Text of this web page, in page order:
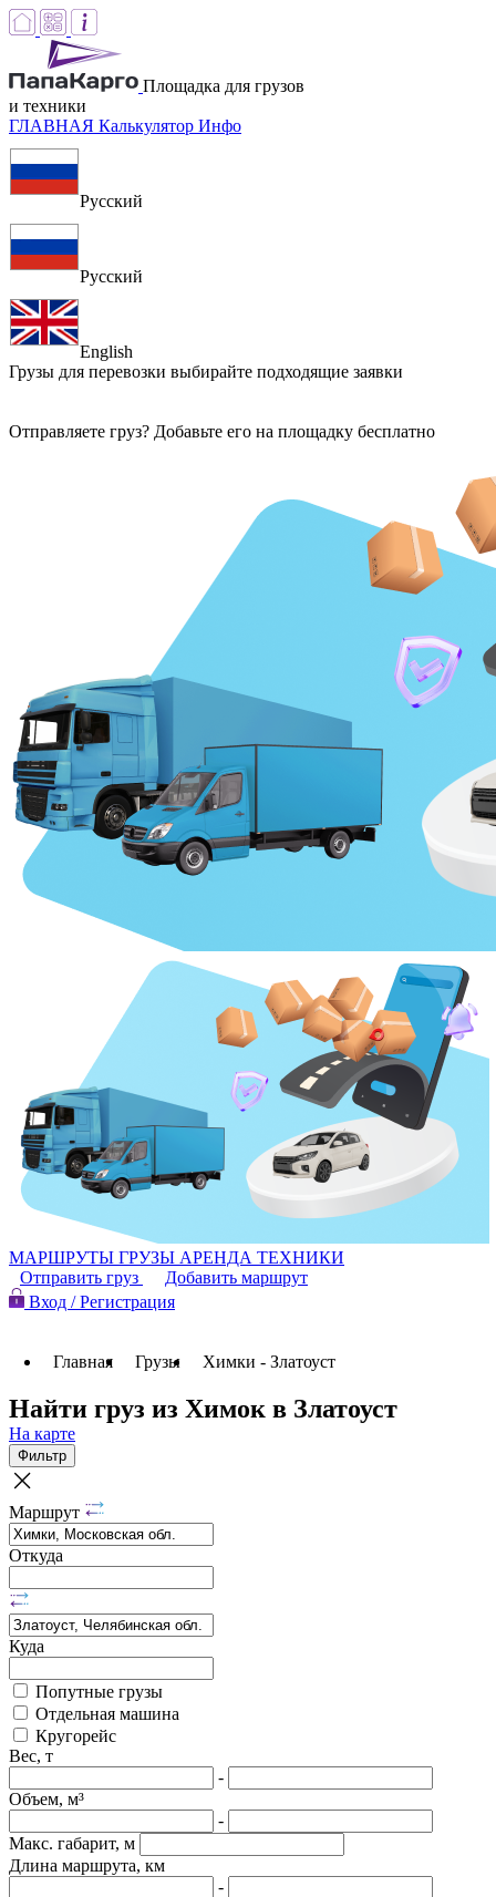
Площадка для грузов
и техники
ГЛАВНАЯ Калькулятор Инфо
Русский
Русский
English
Грузы для перевозки выбирайте подходящие заявки
Отправляете груз? Добавьте его на площадку бесплатно
МАРШРУТЫ ГРУЗЫ АРЕНДА ТЕХНИКИ
Отправить груз
Добавить маршрут
Вход / Регистрация
Главная Грузы Химки - Златоуст
Найти груз из Химок в Златоуст
На карте
Фильтр
Маршрут
Откуда
Куда
Попутные грузы
Отдельная машина
Кругорейс
Вес, т
-
Объем, м³
-
Макс. габарит, м
Длина маршрута, км
-